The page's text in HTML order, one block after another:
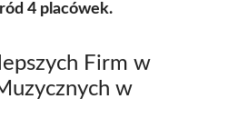
4 placówek.
Firm w
w